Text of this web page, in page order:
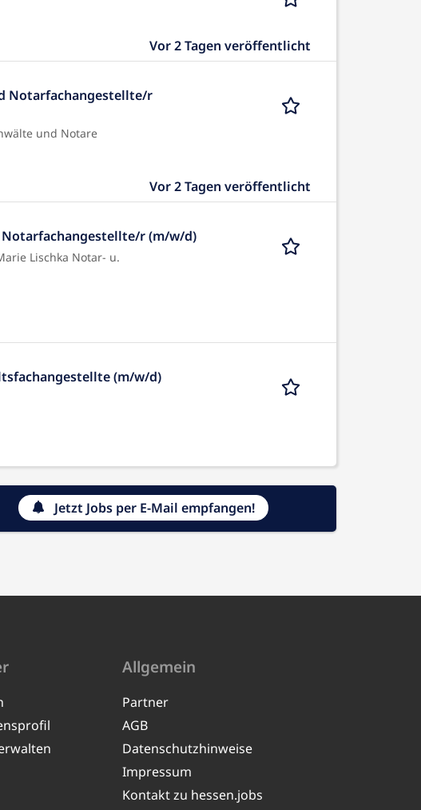
Vor 2 Tagen veröffentlicht
Notarfachangestellte/r
und Notare
Vor 2 Tagen veröffentlicht
r (m/w/d)
Lischka Notar- u.
(m/w/d)
Jetzt Jobs per E-Mail empfangen!
Allgemein
Partner
AGB
Datenschutzhinweise
Impressum
Kontakt zu hessen.jobs